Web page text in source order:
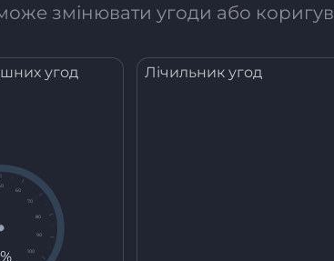
змінювати угоди або
угод
60
70
80
90
100
Лічильник угод